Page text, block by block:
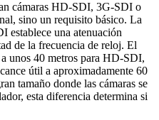
cámaras HD-SDI, 3G-SDI o
sino un requisito básico. La
establece una atenuación
de la frecuencia de reloj. El
unos 40 metros para HD-SDI,
útil a aproximadamente 60
tamaño donde las cámaras se
esta diferencia determina si